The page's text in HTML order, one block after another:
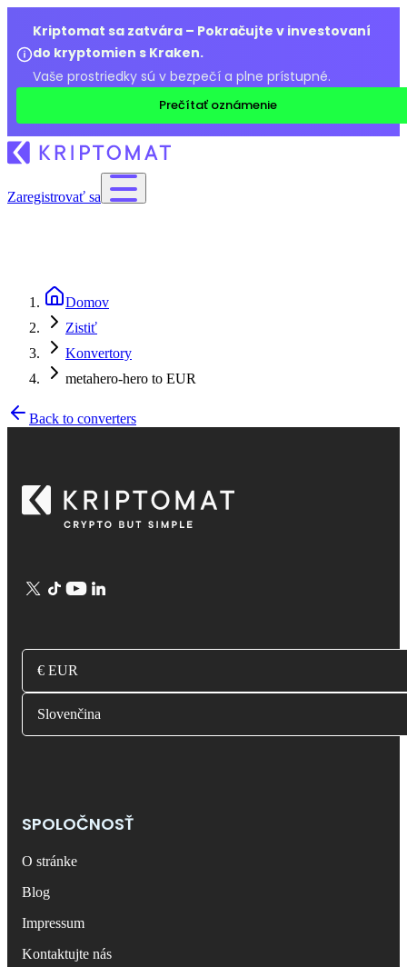
Kriptomat sa zatvára – Pokračujte v investovaní
do kryptomien s Kraken.
Vaše prostriedky sú v bezpečí a plne prístupné.
Prečítať oznámenie
Zaregistrovať sa
Domov
Zistiť
Konvertory
metahero-hero to EUR
Back to converters
€ EUR
Slovenčina
SPOLOČNOSŤ
O stránke
Blog
Impressum
Kontaktujte nás